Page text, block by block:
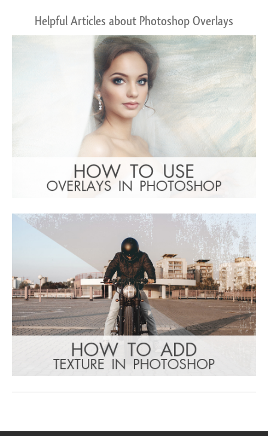
Helpful Articles about Photoshop Overlays